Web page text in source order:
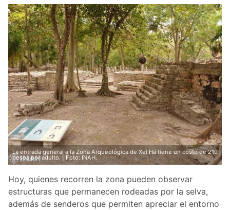
La entrada general a la Zona Arqueológica de Xel Há tiene un costo de 210
pesos por adulto. | Foto: INAH.
Hoy, quienes recorren la zona pueden observar
estructuras que permanecen rodeadas por la selva,
además de senderos que permiten apreciar el entorno